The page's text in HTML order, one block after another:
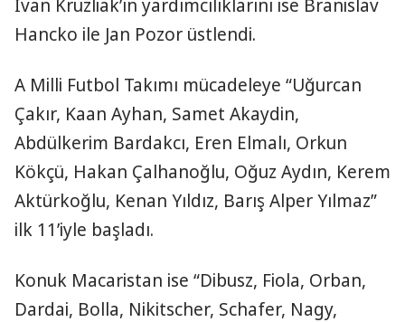
Ivan Kruzliak’ın yardımcılıklarını ise Branislav
Hancko ile Jan Pozor üstlendi.
A Milli Futbol Takımı mücadeleye “Uğurcan
Çakır, Kaan Ayhan, Samet Akaydin,
Abdülkerim Bardakcı, Eren Elmalı, Orkun
Kökçü, Hakan Çalhanoğlu, Oğuz Aydın, Kerem
Aktürkoğlu, Kenan Yıldız, Barış Alper Yılmaz”
ilk 11’iyle başladı.
Konuk Macaristan ise “Dibusz, Fiola, Orban,
Dardai, Bolla, Nikitscher, Schafer, Nagy,